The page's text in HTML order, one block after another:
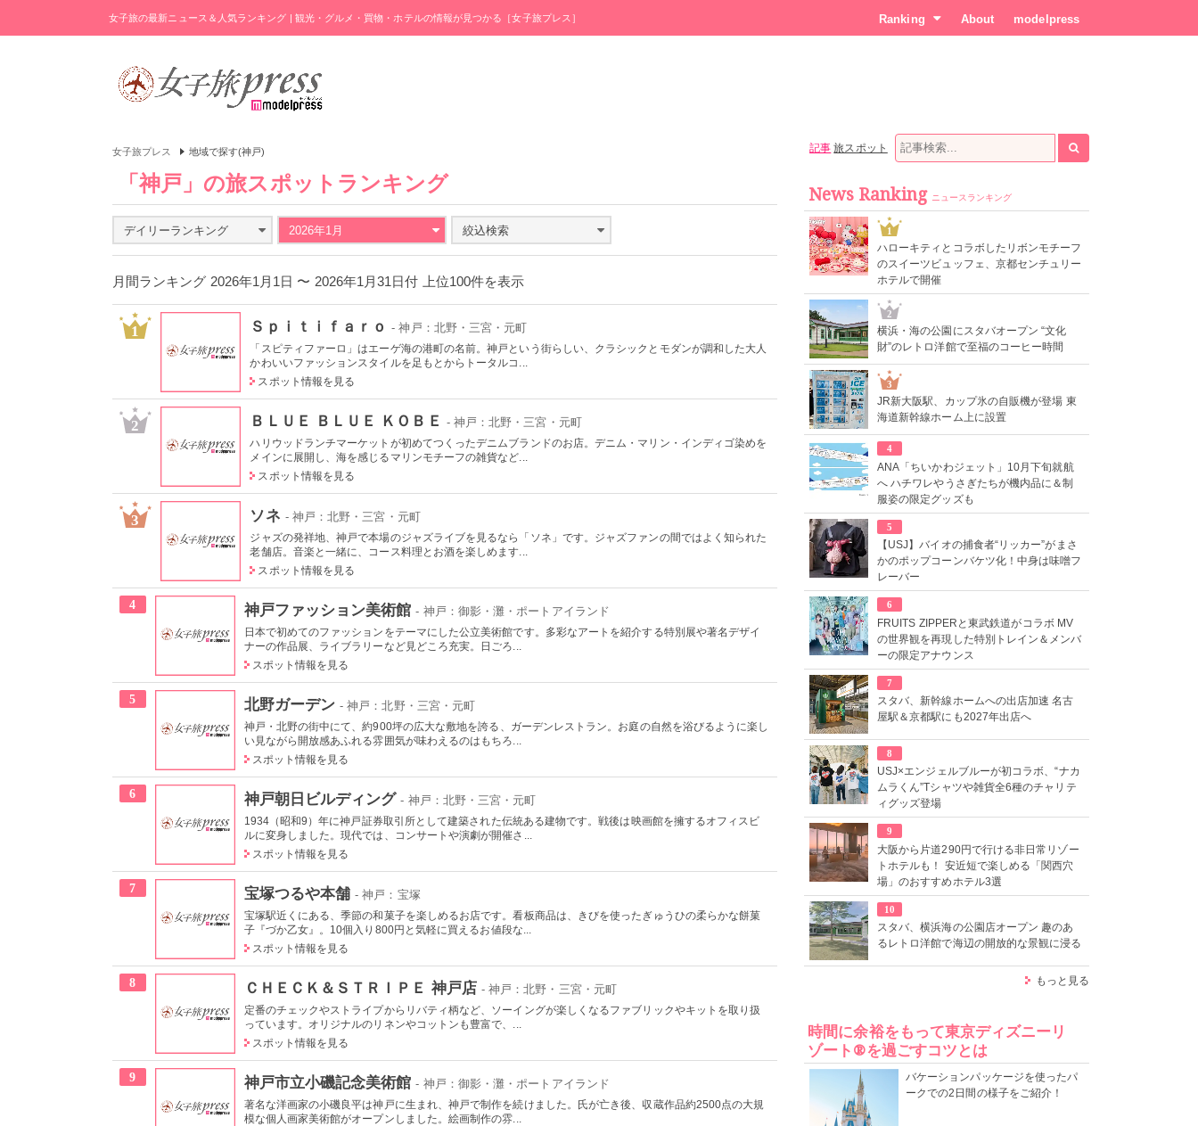
女子旅の最新ニュース＆人気ランキング | 観光・グルメ・買物・ホテルの情報が見つかる［女子旅プレス］ Ranking About modelpress
女子旅プレス 地域で探す(神戸)
「神戸」の旅スポットランキング
デイリーランキング 2026年1月 絞込検索
月間ランキング 2026年1月1日 〜 2026年1月31日付 上位100件を表示
1 Ｓｐｉｔｉｆａｒｏ - 神戸：北野・三宮・元町
「スピティファーロ」はエーゲ海の港町の名前。神戸という街らしい、クラシックとモダンが調和した大人
かわいいファッションスタイルを足もとからトータルコ...
スポット情報を見る
2 ＢＬＵＥ ＢＬＵＥ ＫＯＢＥ - 神戸：北野・三宮・元町
ハリウッドランチマーケットが初めてつくったデニムブランドのお店。デニム・マリン・インディゴ染めを
メインに展開し、海を感じるマリンモチーフの雑貨など...
スポット情報を見る
3 ソネ - 神戸：北野・三宮・元町
ジャズの発祥地、神戸で本場のジャズライブを見るなら「ソネ」です。ジャズファンの間ではよく知られた
老舗店。音楽と一緒に、コース料理とお酒を楽しめます...
スポット情報を見る
4 神戸ファッション美術館 - 神戸：御影・灘・ポートアイランド
日本で初めてのファッションをテーマにした公立美術館です。多彩なアートを紹介する特別展や著名デザイ
ナーの作品展、ライブラリーなど見どころ充実。日ごろ...
スポット情報を見る
5 北野ガーデン - 神戸：北野・三宮・元町
神戸・北野の街中にて、約900坪の広大な敷地を誇る、ガーデンレストラン。お庭の自然を浴びるように楽し
い見ながら開放感あふれる雰囲気が味わえるのはもちろ...
スポット情報を見る
6 神戸朝日ビルディング - 神戸：北野・三宮・元町
1934（昭和9）年に神戸証券取引所として建築された伝統ある建物です。戦後は映画館を擁するオフィスビ
ルに変身しました。現代では、コンサートや演劇が開催さ...
スポット情報を見る
7 宝塚つるや本舗 - 神戸：宝塚
宝塚駅近くにある、季節の和菓子を楽しめるお店です。看板商品は、きびを使ったぎゅうひの柔らかな餅菓
子『づか乙女』。10個入り800円と気軽に買えるお値段な...
スポット情報を見る
8 ＣＨＥＣＫ＆ＳＴＲＩＰＥ 神戸店 - 神戸：北野・三宮・元町
定番のチェックやストライプからリバティ柄など、ソーイングが楽しくなるファブリックやキットを取り扱
っています。オリジナルのリネンやコットンも豊富で、...
スポット情報を見る
9 神戸市立小磯記念美術館 - 神戸：御影・灘・ポートアイランド
著名な洋画家の小磯良平は神戸に生まれ、神戸で制作を続けました。氏が亡き後、収蔵作品約2500点の大規
模な個人画家美術館がオープンしました。絵画制作の雰...
記事 旅スポット
News Ranking ニュースランキング
1
ハローキティとコラボしたリボンモチーフ
のスイーツビュッフェ、京都センチュリー
ホテルで開催
2
横浜・海の公園にスタバオープン “文化
財”のレトロ洋館で至福のコーヒー時間
3
JR新大阪駅、カップ氷の自販機が登場 東
海道新幹線ホーム上に設置
4
ANA「ちいかわジェット」10月下旬就航
へ ハチワレやうさぎたちが機内品に＆制
服姿の限定グッズも
5
【USJ】バイオの捕食者“リッカー”がまさ
かのポップコーンバケツ化！中身は味噌フ
レーバー
6
FRUITS ZIPPERと東武鉄道がコラボ MV
の世界観を再現した特別トレイン＆メンバ
ーの限定アナウンス
7
スタバ、新幹線ホームへの出店加速 名古
屋駅＆京都駅にも2027年出店へ
8
USJ×エンジェルブルーが初コラボ、“ナカ
ムラくん”Tシャツや雑貨全6種のチャリテ
ィグッズ登場
9
大阪から片道290円で行ける非日常リゾー
トホテルも！ 安近短で楽しめる「関西穴
場」のおすすめホテル3選
10
スタバ、横浜海の公園店オープン 趣のあ
るレトロ洋館で海辺の開放的な景観に浸る
もっと見る
時間に余裕をもって東京ディズニーリ
ゾート®を過ごすコツとは
バケーションパッケージを使ったパ
ークでの2日間の様子をご紹介！